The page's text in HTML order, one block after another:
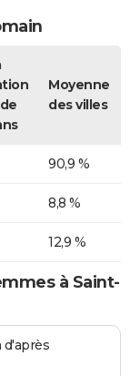
Moyenne
des villes
90,9 %
8,8 %
12,9 %
à Saint-
d'après